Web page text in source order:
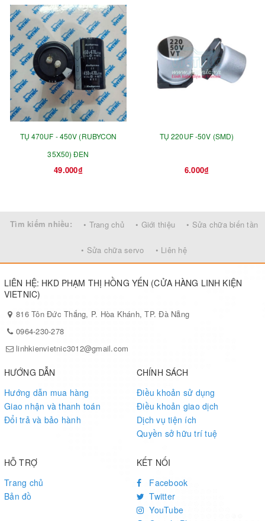
TỤ 470UF - 450V (RUBYCON
35X50) ĐEN
49.000₫
TỤ 220UF -50V (SMD)
6.000₫
Tìm kiếm nhiều: • Trang chủ • Giới thiệu • Sửa chữa biến tần
• Sửa chữa servo • Liên hệ
LIÊN HỆ: HKD PHẠM THỊ HỒNG YẾN (CỬA HÀNG LINH KIỆN
VIETNIC)
816 Tôn Đức Thắng, P. Hòa Khánh, TP. Đà Nẵng
0964-230-278
linhkienvietnic3012@gmail.com
HƯỚNG DẪN
Hướng dẫn mua hàng
Giao nhận và thanh toán
Đổi trả và bảo hành
CHÍNH SÁCH
Điều khoản sử dụng
Điều khoản giao dịch
Dịch vụ tiện ích
Quyền sở hữu trí tuệ
HỖ TRỢ
Trang chủ
Bản đồ
KẾT NỐI
Facebook
Twitter
YouTube